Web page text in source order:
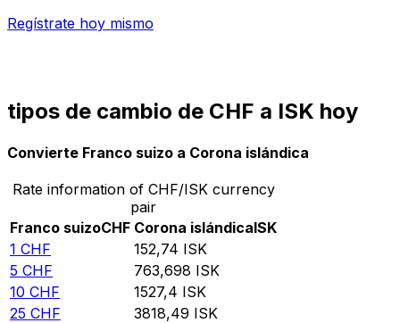
Regístrate hoy mismo
tipos de cambio de CHF a ISK hoy
Convierte Franco suizo a Corona islándica
Rate information of CHF/ISK currency
pair
Franco suizoCHF Corona islándicaISK
1 CHF 152,74 ISK
5 CHF 763,698 ISK
10 CHF 1527,4 ISK
25 CHF 3818,49 ISK